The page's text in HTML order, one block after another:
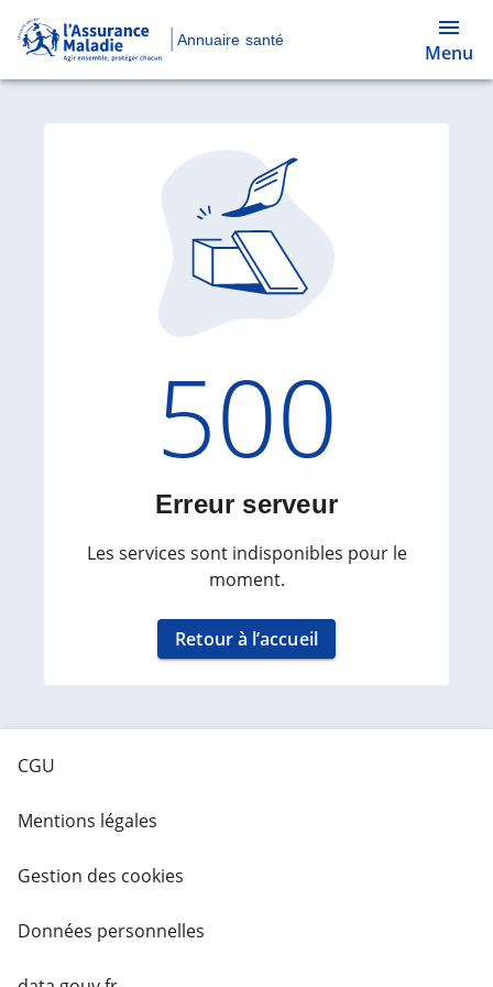
Annuaire santé
Menu
Code
500
Erreur serveur
Les services sont indisponibles pour le
moment.
Retour à l’accueil
CGU
Mentions légales
Gestion des cookies
Données personnelles